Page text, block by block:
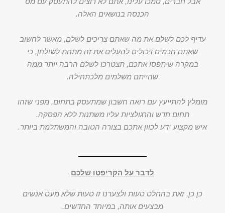
הכנסה בנושאים האלה.
עדיף לכם לשלם את מה שאתם צריכים לשלם, מאשר לחשוב
שאתם חכמים ויכולים להעלים את זה מתחת לשולחן, כי
במקרה שיתפסו אתכם, תצטרכו לשלם הרבה יותר ממה
שהייתם משלמים מלכתחילה.
מומלץ להתייעץ עם רואה חשבון שמתעסק בתחום, מפני שזהו
תחום חדש והרגולציות עליו משתנות ללא הפסקה.
איש מקצוע ידע לכוון אתכם בצורה הטובה והמשתלמת ביותר.
לדבר על הקריפטו שלכם
כן כן, זאת בהחלט טעות ולצערנו זו טעות שלא מעט אנשים
מבצעים אותה, במיוחד החדשים.